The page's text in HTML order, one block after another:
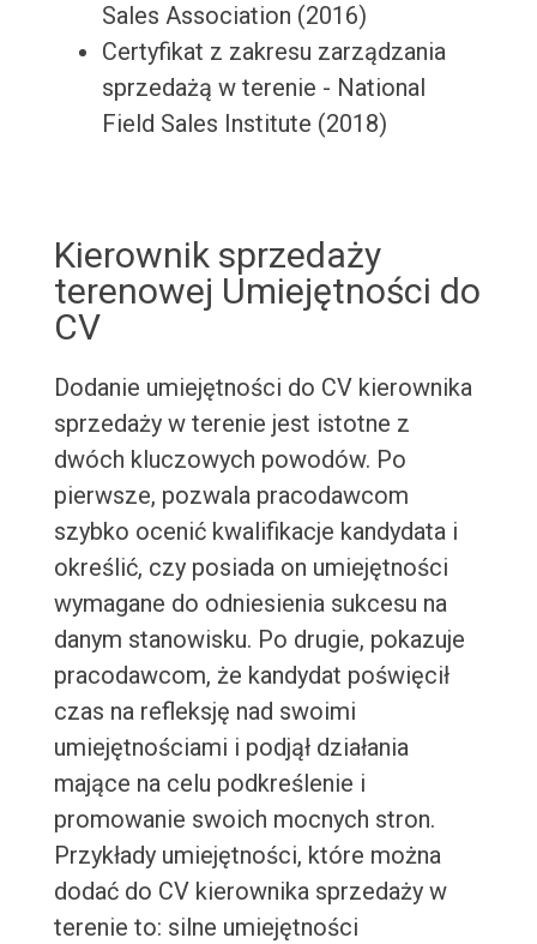
Sales Association (2016)
Certyfikat z zakresu zarządzania
sprzedażą w terenie - National
Field Sales Institute (2018)
Kierownik sprzedaży
terenowej Umiejętności do
CV
Dodanie umiejętności do CV kierownika
sprzedaży w terenie jest istotne z
dwóch kluczowych powodów. Po
pierwsze, pozwala pracodawcom
szybko ocenić kwalifikacje kandydata i
określić, czy posiada on umiejętności
wymagane do odniesienia sukcesu na
danym stanowisku. Po drugie, pokazuje
pracodawcom, że kandydat poświęcił
czas na refleksję nad swoimi
umiejętnościami i podjął działania
mające na celu podkreślenie i
promowanie swoich mocnych stron.
Przykłady umiejętności, które można
dodać do CV kierownika sprzedaży w
terenie to: silne umiejętności